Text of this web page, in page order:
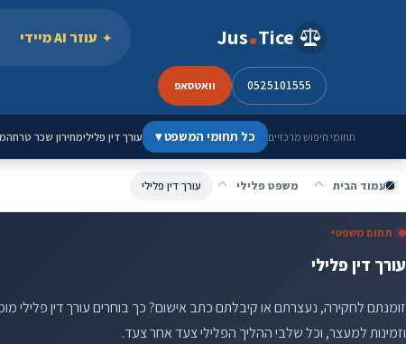
Jus Tice עוזר AI מיידי
0525101555 וואטסאפ
תחומי חיפוש מרכזיים כל תחומי המשפט▾ עורך דין פלילימחירון שכר טרחה
עמוד הבית משפט פלילי עורך דין פלילי
תחום משפטי
עורך דין פלילי
זומנתם לחקירה, נעצרתם או קיבלתם כתב אישום? כך בוחרים עורך דין פלילי
וזמינות למעצר, וכל שלבי ההליך הפלילי צעד אחר צעד.